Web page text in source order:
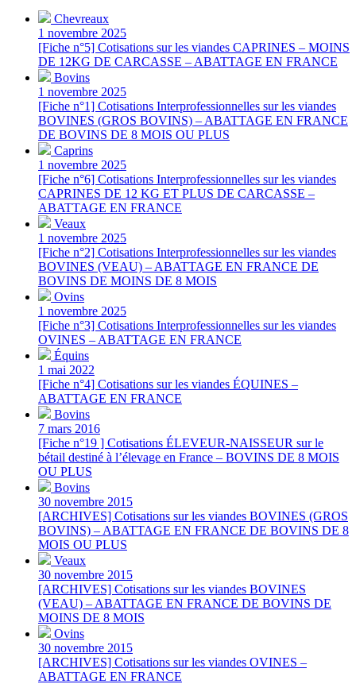
Chevreaux
1 novembre 2025
[Fiche n°5] Cotisations sur les viandes CAPRINES – MOINS
DE 12KG DE CARCASSE – ABATTAGE EN FRANCE
Bovins
1 novembre 2025
[Fiche n°1] Cotisations Interprofessionnelles sur les viandes
BOVINES (GROS BOVINS) – ABATTAGE EN FRANCE
DE BOVINS DE 8 MOIS OU PLUS
Caprins
1 novembre 2025
[Fiche n°6] Cotisations Interprofessionnelles sur les viandes
CAPRINES DE 12 KG ET PLUS DE CARCASSE –
ABATTAGE EN FRANCE
Veaux
1 novembre 2025
[Fiche n°2] Cotisations Interprofessionnelles sur les viandes
BOVINES (VEAU) – ABATTAGE EN FRANCE DE
BOVINS DE MOINS DE 8 MOIS
Ovins
1 novembre 2025
[Fiche n°3] Cotisations Interprofessionnelles sur les viandes
OVINES – ABATTAGE EN FRANCE
Équins
1 mai 2022
[Fiche n°4] Cotisations sur les viandes ÉQUINES –
ABATTAGE EN FRANCE
Bovins
7 mars 2016
[Fiche n°19 ] Cotisations ÉLEVEUR-NAISSEUR sur le
bétail destiné à l’élevage en France – BOVINS DE 8 MOIS
OU PLUS
Bovins
30 novembre 2015
[ARCHIVES] Cotisations sur les viandes BOVINES (GROS
BOVINS) – ABATTAGE EN FRANCE DE BOVINS DE 8
MOIS OU PLUS
Veaux
30 novembre 2015
[ARCHIVES] Cotisations sur les viandes BOVINES
(VEAU) – ABATTAGE EN FRANCE DE BOVINS DE
MOINS DE 8 MOIS
Ovins
30 novembre 2015
[ARCHIVES] Cotisations sur les viandes OVINES –
ABATTAGE EN FRANCE